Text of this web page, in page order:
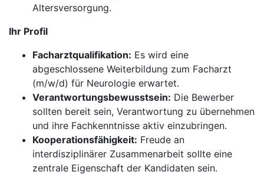
Altersversorgung.
Ihr Profil
Facharztqualifikation: Es wird eine
abgeschlossene Weiterbildung zum Facharzt
(m/w/d) für Neurologie erwartet.
Verantwortungsbewusstsein: Die Bewerber
sollten bereit sein, Verantwortung zu übernehmen
und ihre Fachkenntnisse aktiv einzubringen.
Kooperationsfähigkeit: Freude an
interdisziplinärer Zusammenarbeit sollte eine
zentrale Eigenschaft der Kandidaten sein.